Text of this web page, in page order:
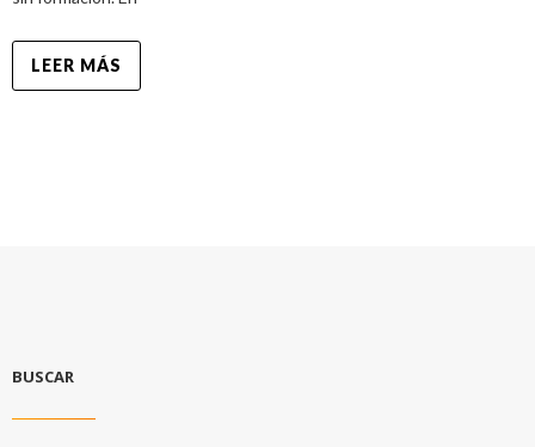
LEER MÁS
BUSCAR